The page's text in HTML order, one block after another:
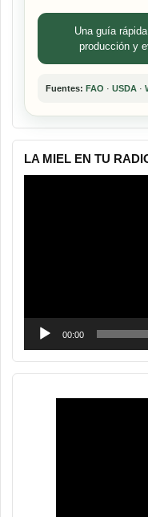
Una guía
producción y
Fuentes: FAO · USDA ·
LA MIEL EN TU
00:00